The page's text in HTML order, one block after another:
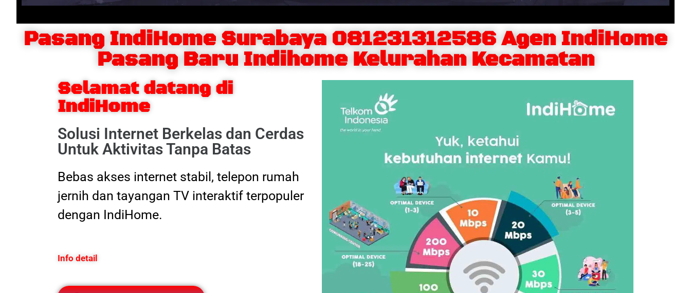
Pasang IndiHome Surabaya 081231312586 Agen IndiHome
Pasang Baru Indihome Kelurahan Kecamatan
Selamat datang di
IndiHome
Solusi Internet Berkelas dan Cerdas
Untuk Aktivitas Tanpa Batas
Bebas akses internet stabil, telepon rumah
jernih dan tayangan TV interaktif terpopuler
dengan IndiHome.
Info detail